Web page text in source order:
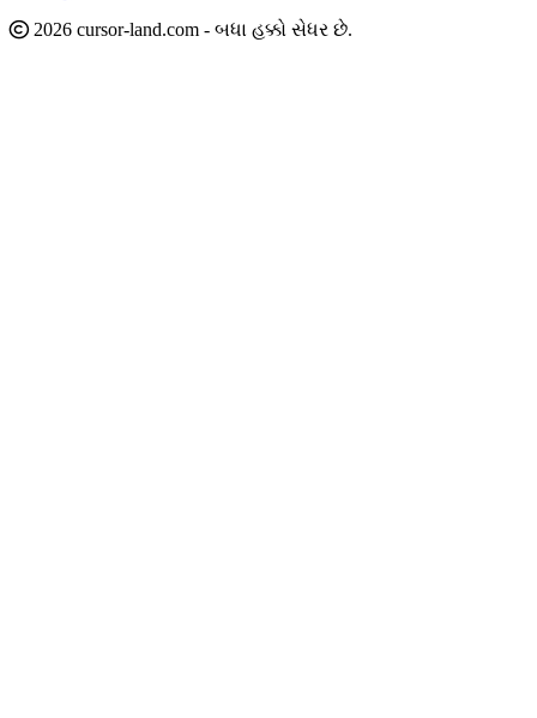
2026 cursor-land.com - બધા હક્કો સેધર છે.